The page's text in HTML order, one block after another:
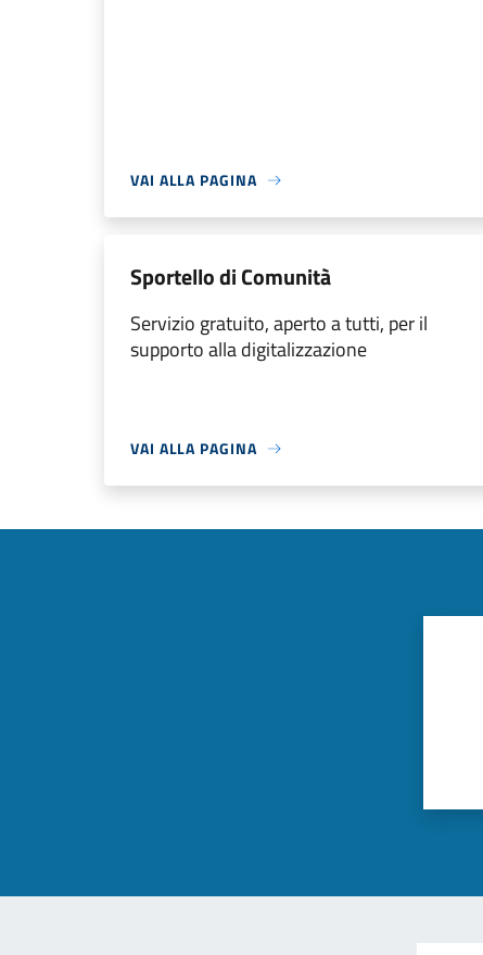
VAI ALLA PAGINA
Sportello di Comunità
Servizio gratuito, aperto a tutti, per il
supporto alla digitalizzazione
VAI ALLA PAGINA